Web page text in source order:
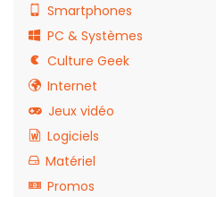
Smartphones
PC & Systèmes
Culture Geek
Internet
Jeux vidéo
Logiciels
Matériel
Promos